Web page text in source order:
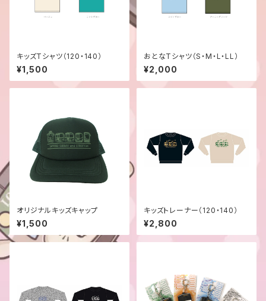
キッズTシャツ（120・140）
¥1,500
おとなTシャツ（S・M・L・LL）
¥2,000
オリジナルキッズキャップ
¥1,500
キッズトレーナー（120・140）
¥2,800